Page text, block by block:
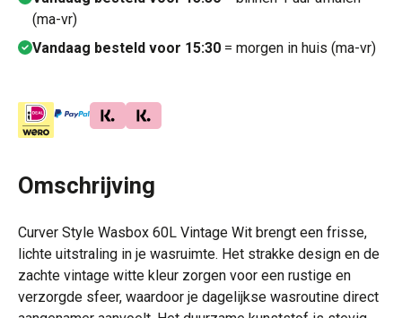
(ma-vr)
Vandaag besteld voor 15:30 = morgen in huis (ma-vr)
Omschrijving
Curver Style Wasbox 60L Vintage Wit brengt een frisse,
lichte uitstraling in je wasruimte. Het strakke design en de
zachte vintage witte kleur zorgen voor een rustige en
verzorgde sfeer, waardoor je dagelijkse wasroutine direct